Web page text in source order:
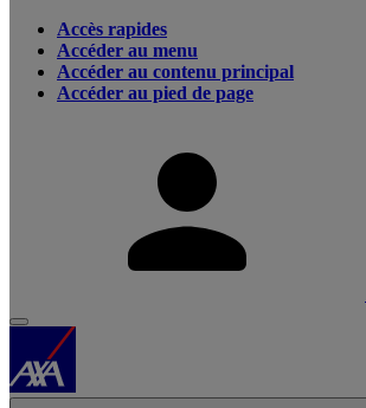
Accès rapides
Accéder au menu
Accéder au contenu principal
Accéder au pied de page